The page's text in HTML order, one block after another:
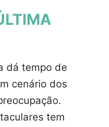
dá tempo de
cenário dos
tem